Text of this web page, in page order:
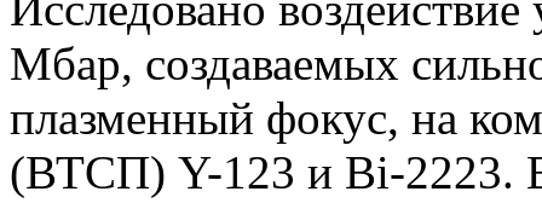
Мбар, создаваемых
плазменный фокус, на
(ВТСП) Y-123 и Вi-2223.